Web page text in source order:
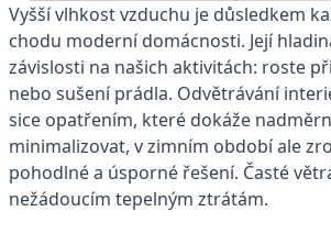
Vyšší vlhkost vzduchu je důsledkem
chodu moderní domácnosti. Její
závislosti na našich aktivitách: roste
nebo sušení prádla. Odvětrávání
sice opatřením, které dokáže
minimalizovat, v zimním období ale
pohodlné a úsporné řešení. Časté
nežádoucím tepelným ztrátám.